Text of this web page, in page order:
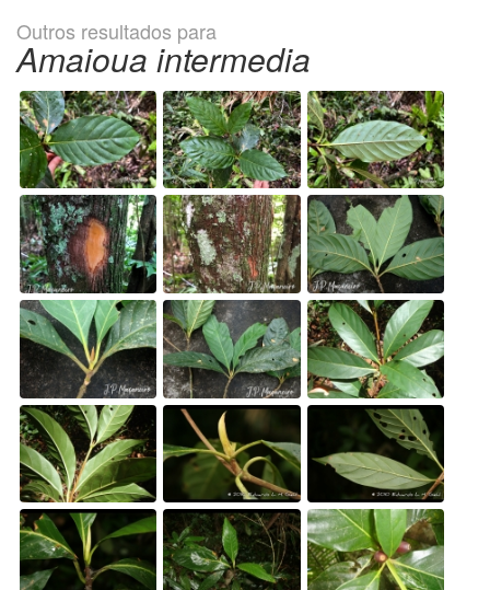
Outros resultados para
Amaioua intermedia